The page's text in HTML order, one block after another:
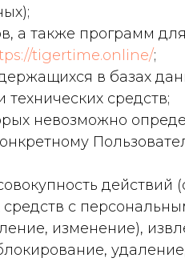
а также программ
tigertime.online/;
в базах
средств;
невозможно
средств с
изменение),